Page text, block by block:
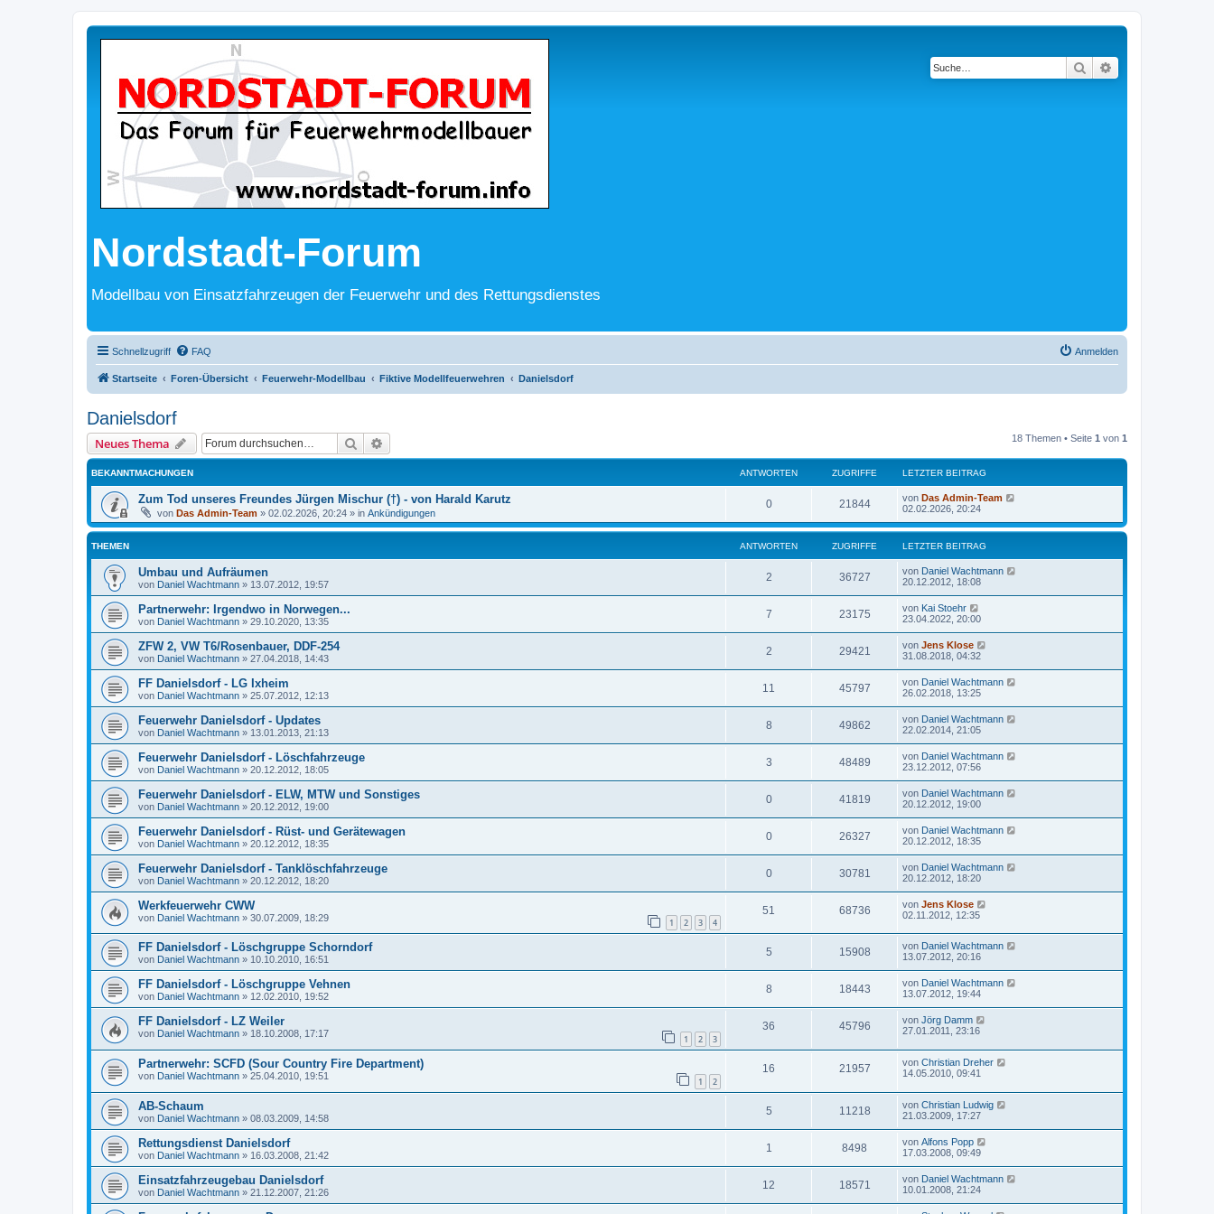
Nordstadt-Forum
Modellbau von Einsatzfahrzeugen der Feuerwehr und des Rettungsdienstes
Suche
Schnellzugriff FAQ Anmelden
Startseite Foren-Übersicht Feuerwehr-Modellbau Fiktive Modellfeuerwehren Danielsdorf
Danielsdorf
Neues Thema Suche 18 Themen • Seite 1 von 1
BEKANNTMACHUNGEN ANTWORTEN ZUGRIFFE LETZTER BEITRAG
Zum Tod unseres Freundes Jürgen Mischur (†) - von Harald Karutz
von Das Admin-Team » 02.02.2026, 20:24 » in Ankündigungen
0 21844 von Das Admin-Team
02.02.2026, 20:24
THEMEN ANTWORTEN ZUGRIFFE LETZTER BEITRAG
Umbau und Aufräumen
von Daniel Wachtmann » 13.07.2012, 19:57
2 36727 von Daniel Wachtmann
20.12.2012, 18:08
Partnerwehr: Irgendwo in Norwegen...
von Daniel Wachtmann » 29.10.2020, 13:35
7 23175 von Kai Stoehr
23.04.2022, 20:00
ZFW 2, VW T6/Rosenbauer, DDF-254
von Daniel Wachtmann » 27.04.2018, 14:43
2 29421 von Jens Klose
31.08.2018, 04:32
FF Danielsdorf - LG Ixheim
von Daniel Wachtmann » 25.07.2012, 12:13
11 45797 von Daniel Wachtmann
26.02.2018, 13:25
Feuerwehr Danielsdorf - Updates
von Daniel Wachtmann » 13.01.2013, 21:13
8 49862 von Daniel Wachtmann
22.02.2014, 21:05
Feuerwehr Danielsdorf - Löschfahrzeuge
von Daniel Wachtmann » 20.12.2012, 18:05
3 48489 von Daniel Wachtmann
23.12.2012, 07:56
Feuerwehr Danielsdorf - ELW, MTW und Sonstiges
von Daniel Wachtmann » 20.12.2012, 19:00
0 41819 von Daniel Wachtmann
20.12.2012, 19:00
Feuerwehr Danielsdorf - Rüst- und Gerätewagen
von Daniel Wachtmann » 20.12.2012, 18:35
0 26327 von Daniel Wachtmann
20.12.2012, 18:35
Feuerwehr Danielsdorf - Tanklöschfahrzeuge
von Daniel Wachtmann » 20.12.2012, 18:20
0 30781 von Daniel Wachtmann
20.12.2012, 18:20
Werkfeuerwehr CWW
von Daniel Wachtmann » 30.07.2009, 18:29 1 2 3 4
51 68736 von Jens Klose
02.11.2012, 12:35
FF Danielsdorf - Löschgruppe Schorndorf
von Daniel Wachtmann » 10.10.2010, 16:51
5 15908 von Daniel Wachtmann
13.07.2012, 20:16
FF Danielsdorf - Löschgruppe Vehnen
von Daniel Wachtmann » 12.02.2010, 19:52
8 18443 von Daniel Wachtmann
13.07.2012, 19:44
FF Danielsdorf - LZ Weiler
von Daniel Wachtmann » 18.10.2008, 17:17 1 2 3
36 45796 von Jörg Damm
27.01.2011, 23:16
Partnerwehr: SCFD (Sour Country Fire Department)
von Daniel Wachtmann » 25.04.2010, 19:51 1 2
16 21957 von Christian Dreher
14.05.2010, 09:41
AB-Schaum
von Daniel Wachtmann » 08.03.2009, 14:58
5 11218 von Christian Ludwig
21.03.2009, 17:27
Rettungsdienst Danielsdorf
von Daniel Wachtmann » 16.03.2008, 21:42
1 8498 von Alfons Popp
17.03.2008, 09:49
Einsatzfahrzeugebau Danielsdorf
von Daniel Wachtmann » 21.12.2007, 21:26
12 18571 von Daniel Wachtmann
10.01.2008, 21:24